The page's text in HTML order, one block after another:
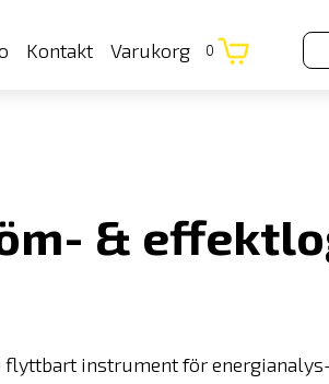
Kontakt Varukorg 0
&
flyttbart instrument för